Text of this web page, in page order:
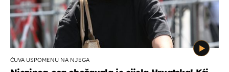
ČUVA USPOMENU NA NJEGA